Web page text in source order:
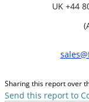
UK +44
Sharing this report over
Send this report to